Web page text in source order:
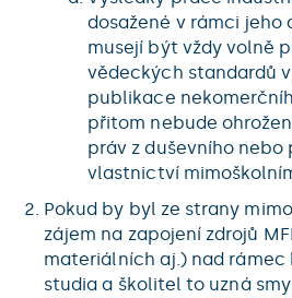
dosažené v rámci jeho
musejí být vždy volně
vědeckých standardů
publikace
přitom nebude
práv z duševního nebo
vlastnictví
Pokud by byl ze strany
zájem na zapojení zdrojů
materiálních aj.) nad rámec
studia a školitel to uzná